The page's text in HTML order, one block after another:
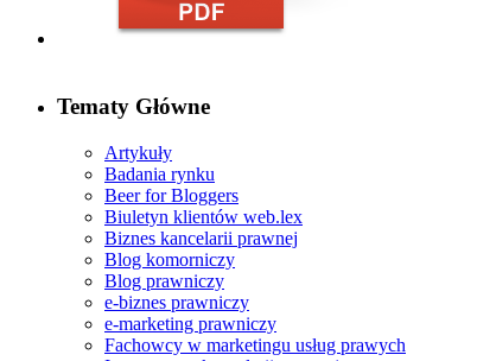
Ref no. 2
Bardzo wysoko oceniam poziom merytoryczny i
Tematy Główne
Artykuły
Badania rynku
Beer for Bloggers
Biuletyn klientów web.lex
Biznes kancelarii prawnej
Blog komorniczy
Blog prawniczy
e-biznes prawniczy
e-marketing prawniczy
Fachowcy w marketingu usług prawych